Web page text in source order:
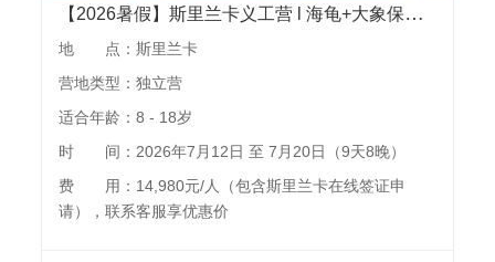
【2026暑假】斯里兰卡义工营 l 海龟+大象保育收获NGO双证书，雅拉国家公园、加勒古堡、国家博物馆、当地学校访问交流、海上观鲸
地 点：斯里兰卡
营地类型：独立营
适合年龄：8 - 18岁
时 间：2026年7月12日 至 7月20日（9天8晚）
费 用：14,980元/人（包含斯里兰卡在线签证申
请），联系客服享优惠价